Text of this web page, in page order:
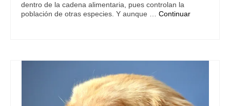
dentro de la cadena alimentaria, pues controlan la
población de otras especies. Y aunque … Continuar